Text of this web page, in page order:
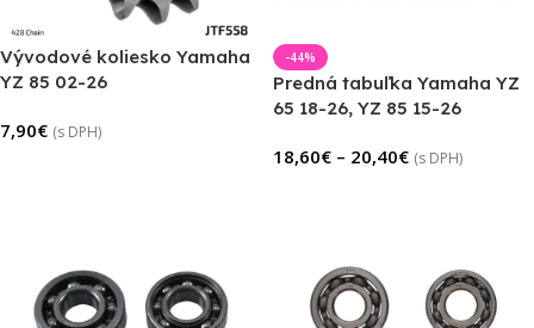
Vývodové koliesko Yamaha
YZ 85 02-26
7,90€ (s DPH)
-44%
Predná tabuľka Yamaha YZ
65 18-26, YZ 85 15-26
18,60€ – 20,40€ (s DPH)